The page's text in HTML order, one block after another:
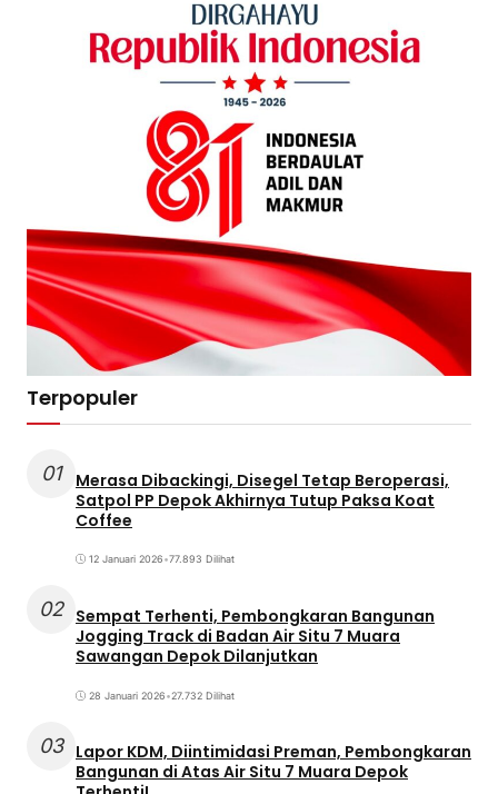
Terpopuler
01
Merasa Dibackingi, Disegel Tetap Beroperasi,
Satpol PP Depok Akhirnya Tutup Paksa Koat
Coffee
12 Januari 2026•77.893 Dilihat
02 Sempat Terhenti, Pembongkaran Bangunan
Jogging Track di Badan Air Situ 7 Muara
Sawangan Depok Dilanjutkan
28 Januari 2026•27.732 Dilihat
03 Lapor KDM, Diintimidasi Preman, Pembongkaran
Bangunan di Atas Air Situ 7 Muara Depok